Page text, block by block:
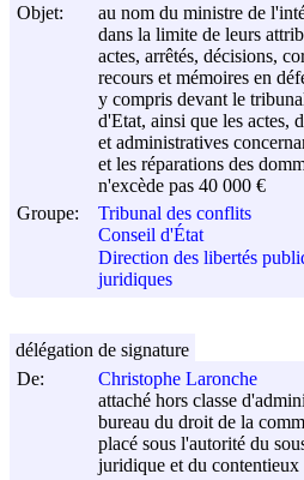
Objet:
au nom du ministre de
dans la limite de leurs
actes, arrêtés, décisions,
recours et mémoires en
y compris devant le
d'Etat, ainsi que les actes,
et administratives
et les réparations des
n'excède pas 40 000 €
Groupe:
Tribunal des conflits
Conseil d'État
Direction des libertés
juridiques
De:
Christophe Laronche
attaché hors classe
bureau du droit de la
placé sous l'autorité du
juridique et du contentieux
délégation de signature